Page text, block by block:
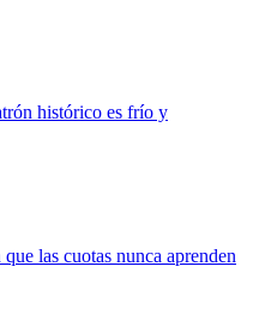
histórico es frío y
las cuotas nunca aprenden